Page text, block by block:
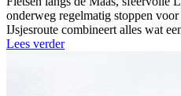
onderweg regelmatig stoppen
IJsjesroute combineert alles wat
Lees verder